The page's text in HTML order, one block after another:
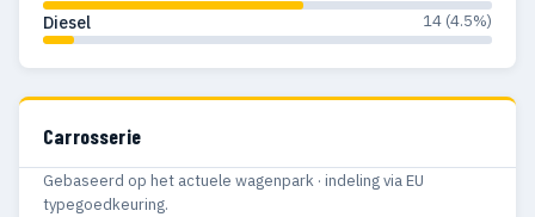
Diesel 14 (4.5%)
Carrosserie
Gebaseerd op het actuele wagenpark · indeling via EU
typegoedkeuring.